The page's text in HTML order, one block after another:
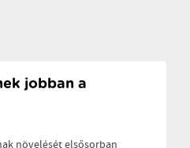
jobban a
növelését elsősorban